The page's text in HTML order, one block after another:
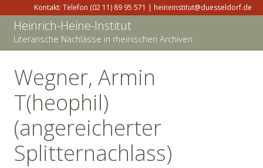
Kontakt: Telefon (02 11) 89 95 571 | heineinstitut@duesseldorf.de
Heinrich-Heine-Institut
Literarische Nachlässe in rheinischen Archiven
Wegner, Armin
T(heophil)
(angereicherter
Splitternachlass)